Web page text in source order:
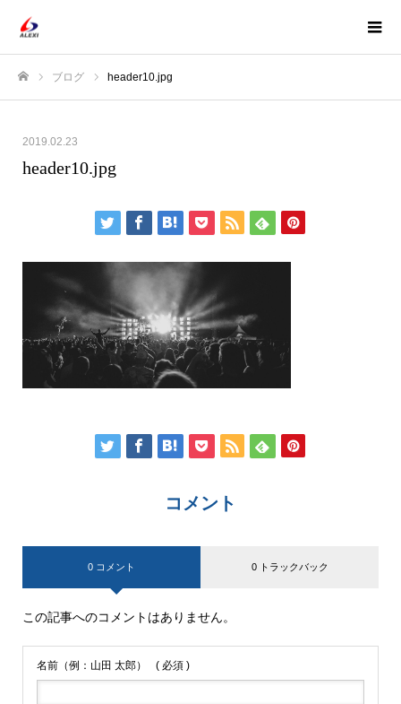
ブログ header10.jpg
2019.02.23
header10.jpg
コメント
0 コメント 0 トラックバック
この記事へのコメントはありません。
名前（例：山田 太郎） ( 必須 )